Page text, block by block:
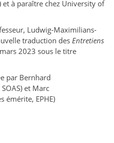
et à paraître chez University of
Ludwig-Maximilians-
traduction desEntretiens
2023 sous le titre
par Bernhard
et Marc
émérite, EPHE)